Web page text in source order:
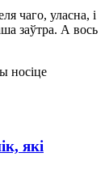
чаго, уласна, і
заўтра. А вось
які